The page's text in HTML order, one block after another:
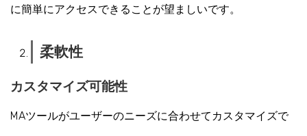
に簡単にアクセスできることが望ましいです。
柔軟性
カスタマイズ可能性
MAツールがユーザーのニーズに合わせてカスタマイズで